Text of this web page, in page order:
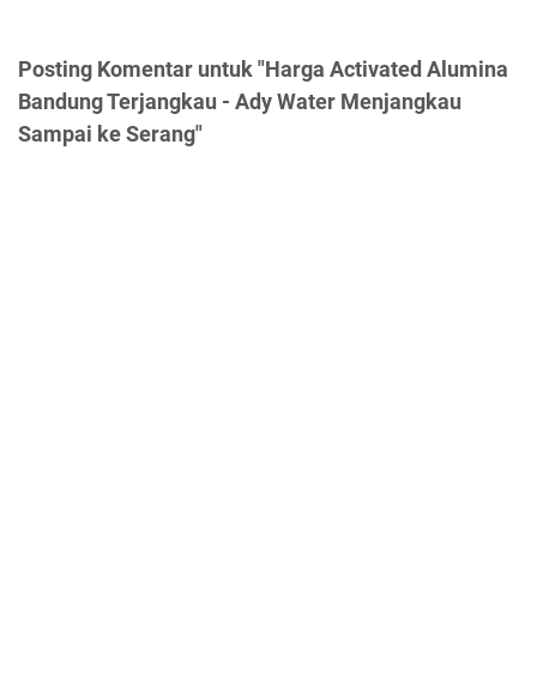
Posting Komentar untuk "Harga Activated Alumina
Bandung Terjangkau - Ady Water Menjangkau
Sampai ke Serang"